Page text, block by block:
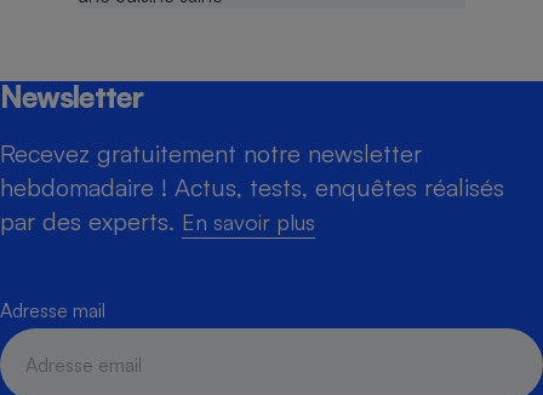
Newsletter
Recevez gratuitement notre newsletter
hebdomadaire ! Actus, tests, enquêtes réalisés
par des experts. En savoir plus
Adresse mail